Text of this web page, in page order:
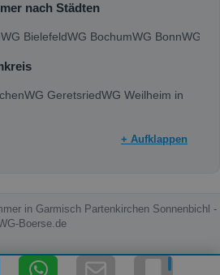
nach Städten
WG BielefeldWG BochumWG BonnWG
WG GeretsriedWG Weilheim in
+ Aufklappen
in Garmisch Partenkirchen Sonnenbichl -
Boerse.de
boerse.de | Content by: die-wg-boerse.de